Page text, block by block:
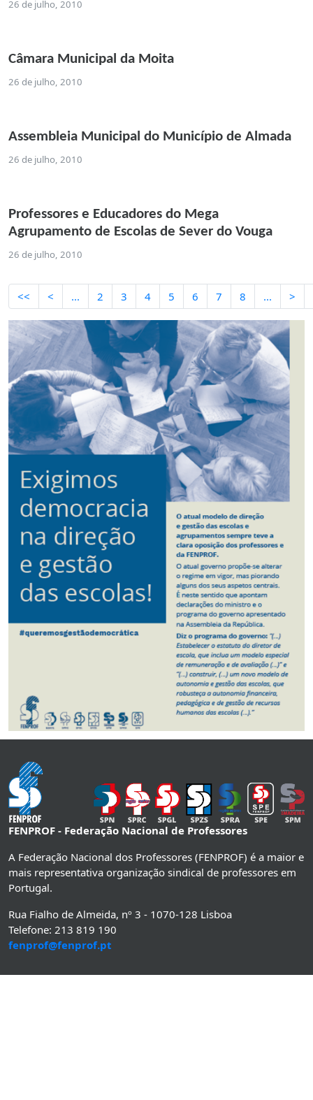
26 de julho, 2010
Câmara Municipal da Moita
26 de julho, 2010
Assembleia Municipal do Município de Almada
26 de julho, 2010
Professores e Educadores do Mega
Agrupamento de Escolas de Sever do Vouga
26 de julho, 2010
<< < ... 2 3 4 5 6 7 8 ... >
FENPROF - Federação Nacional de Professores
A Federação Nacional dos Professores (FENPROF) é a maior e
mais representativa organização sindical de professores em
Portugal.
Rua Fialho de Almeida, nº 3 - 1070-128 Lisboa
Telefone: 213 819 190
fenprof@fenprof.pt